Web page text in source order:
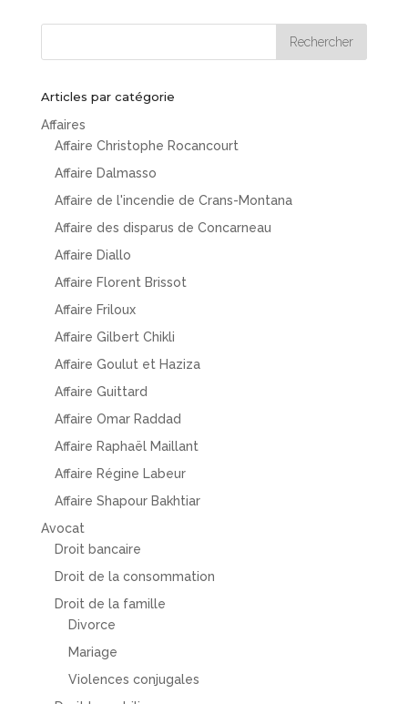
Articles par catégorie
Affaires
Affaire Christophe Rocancourt
Affaire Dalmasso
Affaire de l'incendie de Crans-Montana
Affaire des disparus de Concarneau
Affaire Diallo
Affaire Florent Brissot
Affaire Friloux
Affaire Gilbert Chikli
Affaire Goulut et Haziza
Affaire Guittard
Affaire Omar Raddad
Affaire Raphaël Maillant
Affaire Régine Labeur
Affaire Shapour Bakhtiar
Avocat
Droit bancaire
Droit de la consommation
Droit de la famille
Divorce
Mariage
Violences conjugales